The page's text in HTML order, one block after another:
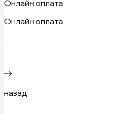
Онлайн оплата
Онлайн оплата
назад